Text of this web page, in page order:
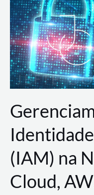
e
Operações
(IAM) na
Cloud,